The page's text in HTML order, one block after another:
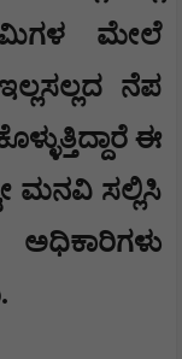
ಮೇಲೆ
ನೆಪ
ಈ
ಮನವಿ ಸಲ್ಲಿಸಿ